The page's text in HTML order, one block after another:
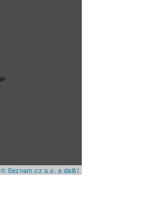
© Seznam.cz a.s. a další